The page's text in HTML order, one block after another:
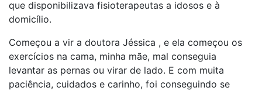
que disponibilizava fisioterapeutas a idosos e à
domicílio.
Começou a vir a doutora Jéssica , e ela começou os
exercícios na cama, minha mãe, mal conseguia
levantar as pernas ou virar de lado. E com muita
paciência, cuidados e carinho, foi conseguindo se